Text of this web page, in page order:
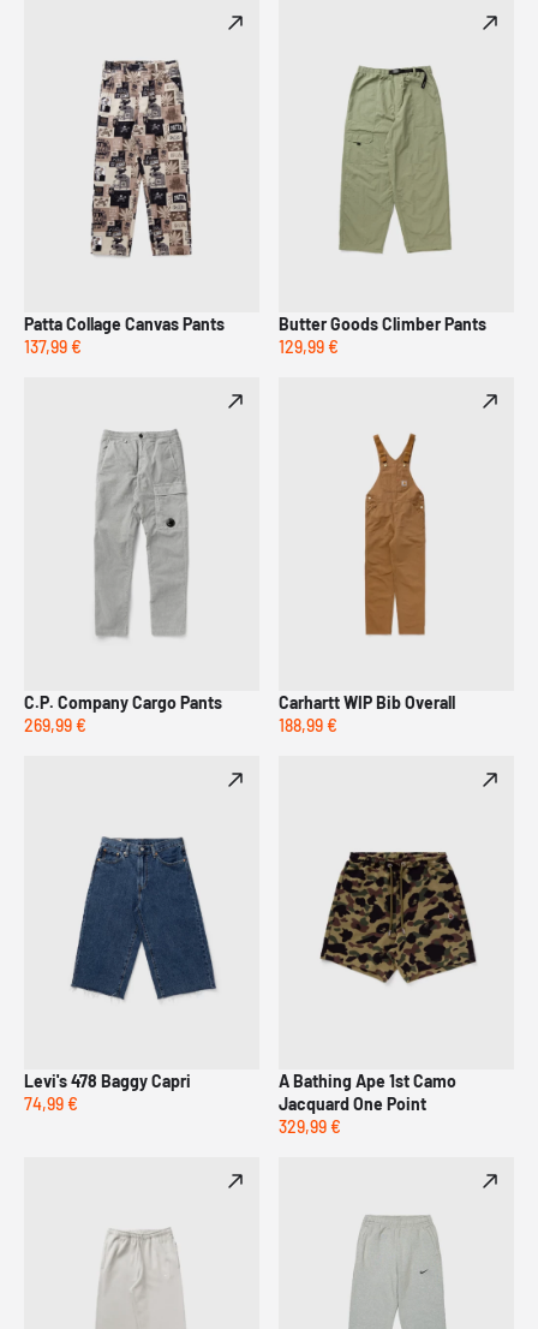
Patta Collage Canvas Pants
137,99 €
Butter Goods Climber Pants
129,99 €
C.P. Company Cargo Pants
269,99 €
Carhartt WIP Bib Overall
188,99 €
Levi's 478 Baggy Capri
74,99 €
A Bathing Ape 1st Camo
Jacquard One Point
329,99 €